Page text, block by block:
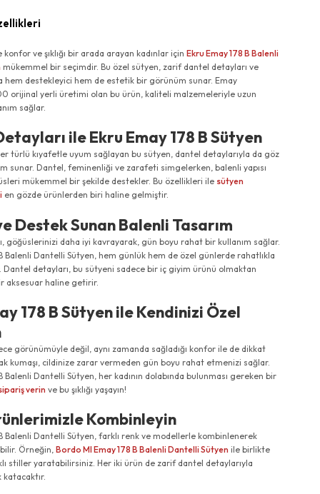
ve şıklığı bir arada arayan kadınlar için Ekru Emay 178 B Balenli
mükemmel bir seçimdir. Bu özel sütyen, zarif dantel detayları ve
hem destekleyici hem de estetik bir görünüm sunar. Emay
orijinal yerli üretimi olan bu ürün, kaliteli malzemeleriyle uzun
sağlar.
ile Ekru Emay 178 B Sütyen
türlü kıyafetle uyum sağlayan bu sütyen, dantel detaylarıyla da göz
sunar. Dantel, feminenliği ve zarafeti simgelerken, balenli yapısı
mükemmel bir şekilde destekler. Bu özellikleri ile sütyen
en gözde ürünlerden biri haline gelmiştir.
Destek Sunan Balenli Tasarım
göğüslerinizi daha iyi kavrayarak, gün boyu rahat bir kullanım sağlar.
Balenli Dantelli Sütyen, hem günlük hem de özel günlerde rahatlıkla
detayları, bu sütyeni sadece bir iç giyim ürünü olmaktan
aksesuar haline getirir.
178 B Sütyen ile Kendinizi Özel
görünümüyle değil, aynı zamanda sağladığı konfor ile de dikkat
kumaşı, cildinize zarar vermeden gün boyu rahat etmenizi sağlar.
Balenli Dantelli Sütyen, her kadının dolabında bulunması gereken bir
verin ve bu şıklığı yaşayın!
Kombinleyin
Balenli Dantelli Sütyen, farklı renk ve modellerle kombinlenerek
Örneğin, Bordo MI Emay 178 B Balenli Dantelli Sütyen ile birlikte
stiller yaratabilirsiniz. Her iki ürün de zarif dantel detaylarıyla
katacaktır.